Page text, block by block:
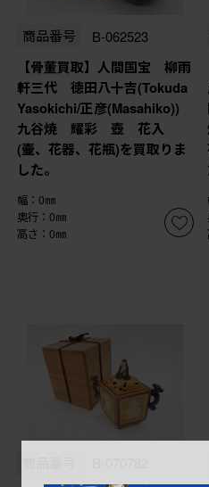
商品番号 B-062523
【骨董買取】人間国宝 柳雨
軒三代 徳田八十吉(Tokuda
Yasokichi/正彦(Masahiko))
九谷焼 耀彩 壺 花入
(壷、花器、花瓶)を買取りま
した。
幅：0㎜
奥行：0㎜
高さ：0㎜